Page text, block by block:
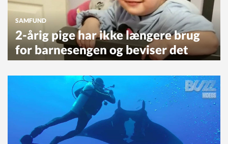
SAMFUND
2-årig pige har ikke længere brug
for barnesengen og beviser det